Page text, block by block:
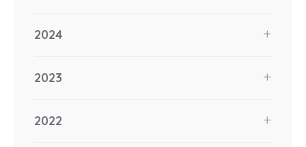
2024
2023
2022